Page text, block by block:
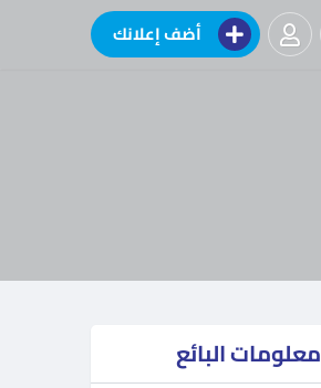
أضف إعلانك
معلومات البائع